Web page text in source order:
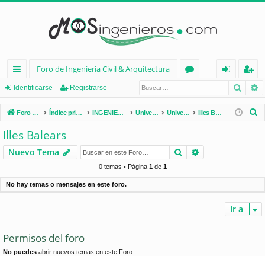
nl
ac
es
rá
pi
d
Foro de Ingenieria Civil & Arquitectura
os
nt
ifi
e
eg
ist
ra
Identificarse Registrarse
Foro de Ingenieria Civil & Arquitectura Índice principal INGENIERÍA CIVIL (España) Universidades de España Universidades por Comunidades Illes Balears
r
Illes Balears
Nuevo Tema Buscar
0 temas • Página 1de 1
No hay temas o mensajes en este foro.
Ir a
Permisos del foro
No puedes abrir nuevos temas en este Foro